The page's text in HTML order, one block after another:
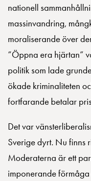
nationell
massinvandring,
moraliserande över
”Öppna era hjärtan”
politik som lade
ökade kriminaliteten
fortfarande betalar
Det var
Sverige dyrt. Nu finns
Moderaterna är ett
imponerande